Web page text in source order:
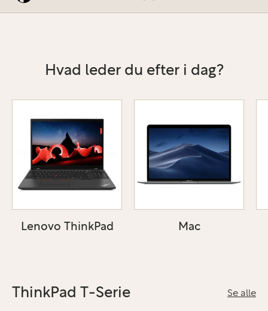
Hvad leder du efter i dag?
Lenovo ThinkPad Mac
ThinkPad T-Serie Se alle